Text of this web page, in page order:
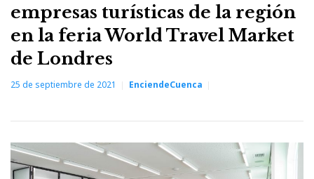
empresas turísticas de la región
en la feria World Travel Market
de Londres
25 de septiembre de 2021 EnciendeCuenca